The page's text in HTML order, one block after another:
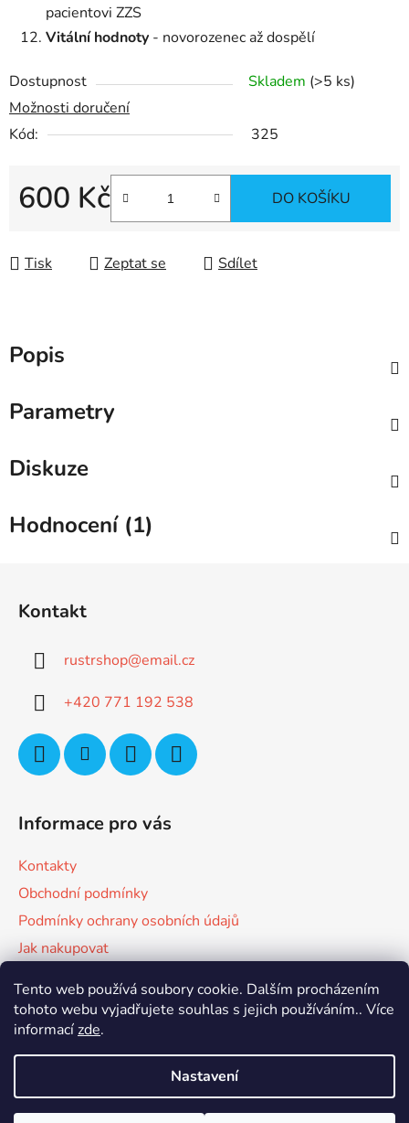
Tento web používá soubory cookie. Dalším procházením
tohoto webu vyjadřujete souhlas s jejich používáním.. Více
informacízde.
Nastavení
pacientovi ZZS
Vitální hodnoty - novorozenec až dospělí
Dostupnost Skladem (>5 ks)
Možnosti doručení
Kód:
325
600 Kč DO KOŠÍKU
Tisk Zeptat se Sdílet
Popis
Parametry
Diskuze
Hodnocení (1)
Kontakt
rustrshop@email.cz
+420 771 192 538
Informace pro vás
Kontakty
Obchodní podmínky
Podmínky ochrany osobních údajů
Jak nakupovat
Facebook